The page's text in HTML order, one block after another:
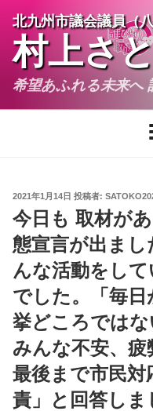
へ
北九州市議会議員（
村上さ
希望あふれる未来へ
投
日:
2021年1月14日 投稿者:
今日も 取材が
態宣言が出ま
んな活動をし
でした。「毎
挙どころでは
みんな不安、疲
最後まで市民
責」と回答しま